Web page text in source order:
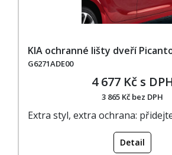
KIA ochranné lišty dveří
G6271ADE00
4 677 Kč s
3 865 Kč bez DPH
Extra styl, extra ochrana:
Detail